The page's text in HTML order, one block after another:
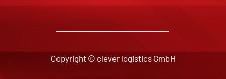
Copyright © clever logistics GmbH